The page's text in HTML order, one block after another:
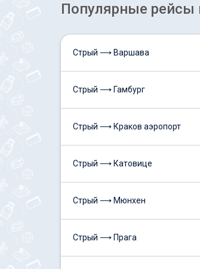
Популярные рейсы
Стрый ⟶ Варшава
Стрый ⟶ Гамбург
Стрый ⟶ Краков аэропорт
Стрый ⟶ Катовице
Стрый ⟶ Мюнхен
Стрый ⟶ Прага